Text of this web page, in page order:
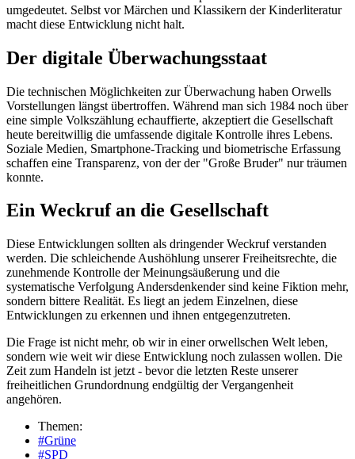
umgedeutet. Selbst vor Märchen und Klassikern der Kinderliteratur
macht diese Entwicklung nicht halt.
Der digitale Überwachungsstaat
Die technischen Möglichkeiten zur Überwachung haben Orwells
Vorstellungen längst übertroffen. Während man sich 1984 noch über
eine simple Volkszählung echauffierte, akzeptiert die Gesellschaft
heute bereitwillig die umfassende digitale Kontrolle ihres Lebens.
Soziale Medien, Smartphone-Tracking und biometrische Erfassung
schaffen eine Transparenz, von der der "Große Bruder" nur träumen
konnte.
Ein Weckruf an die Gesellschaft
Diese Entwicklungen sollten als dringender Weckruf verstanden
werden. Die schleichende Aushöhlung unserer Freiheitsrechte, die
zunehmende Kontrolle der Meinungsäußerung und die
systematische Verfolgung Andersdenkender sind keine Fiktion mehr,
sondern bittere Realität. Es liegt an jedem Einzelnen, diese
Entwicklungen zu erkennen und ihnen entgegenzutreten.
Die Frage ist nicht mehr, ob wir in einer orwellschen Welt leben,
sondern wie weit wir diese Entwicklung noch zulassen wollen. Die
Zeit zum Handeln ist jetzt - bevor die letzten Reste unserer
freiheitlichen Grundordnung endgültig der Vergangenheit
angehören.
Themen:
#Grüne
#SPD